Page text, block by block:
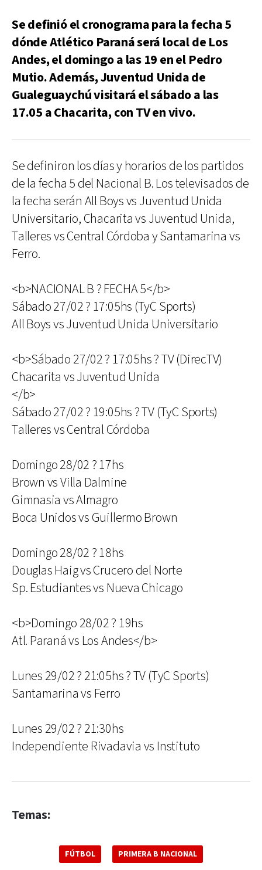
Se definió el cronograma para la fecha 5
dónde Atlético Paraná será local de Los
Andes, el domingo a las 19 en el Pedro
Mutio. Además, Juventud Unida de
Gualeguaychú visitará el sábado a las
17.05 a Chacarita, con TV en vivo.
Se definiron los días y horarios de los partidos
de la fecha 5 del Nacional B. Los televisados de
la fecha serán All Boys vs Juventud Unida
Universitario, Chacarita vs Juventud Unida,
Talleres vs Central Córdoba y Santamarina vs
Ferro.
<b>NACIONAL B ? FECHA 5</b>
Sábado 27/02 ? 17:05hs (TyC Sports)
All Boys vs Juventud Unida Universitario
<b>Sábado 27/02 ? 17:05hs ? TV (DirecTV)
Chacarita vs Juventud Unida
</b>
Sábado 27/02 ? 19:05hs ? TV (TyC Sports)
Talleres vs Central Córdoba
Domingo 28/02 ? 17hs
Brown vs Villa Dalmine
Gimnasia vs Almagro
Boca Unidos vs Guillermo Brown
Domingo 28/02 ? 18hs
Douglas Haig vs Crucero del Norte
Sp. Estudiantes vs Nueva Chicago
<b>Domingo 28/02 ? 19hs
Atl. Paraná vs Los Andes</b>
Lunes 29/02 ? 21:05hs ? TV (TyC Sports)
Santamarina vs Ferro
Lunes 29/02 ? 21:30hs
Independiente Rivadavia vs Instituto
Temas:
FÚTBOL PRIMERA B NACIONAL